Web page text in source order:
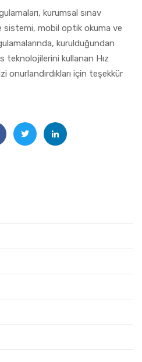
kurumsal sınav
sistemi, mobil optik okuma ve
kurulduğundan
teknolojilerini kullanan Hız
onurlandırdıkları için teşekkür